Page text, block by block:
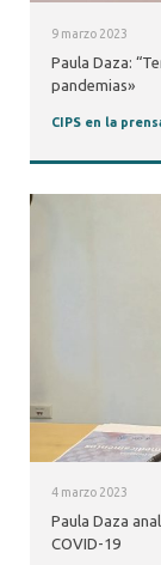
9 marzo 2023
Paula Daza:
pandemias»
CIPS en la
4 marzo 2023
Paula Daza
COVID-19